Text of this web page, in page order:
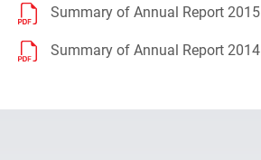
Summary of Annual Report 2015
Summary of Annual Report 2014